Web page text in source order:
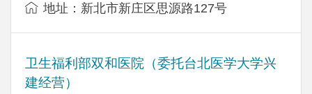
地址：新北市新庄区思源路127号
卫生福利部双和医院（委托台北医学大学兴
建经营）